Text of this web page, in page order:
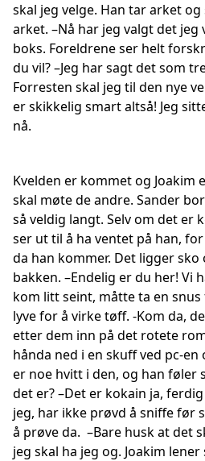
skal jeg velge. Han tar arket
arket. –Nå har jeg valgt det jeg
boks. Foreldrene ser helt
du vil? –Jeg har sagt det som
Forresten skal jeg til den nye
er skikkelig smart altså! Jeg
nå.
Kvelden er kommet og Joakim
skal møte de andre. Sander
så veldig langt. Selv om det er
ser ut til å ha ventet på han,
da han kommer. Det ligger
bakken. –Endelig er du her! Vi
kom litt seint, måtte ta en
lyve for å virke tøff. -Kom da,
etter dem inn på det rotete
hånda ned i en skuff ved pc-
er noe hvitt i den, og han føler
det er? –Det er kokain ja,
jeg, har ikke prøvd å sniffe før
å prøve da. –Bare husk at det
jeg skal ha jeg og. Joakim